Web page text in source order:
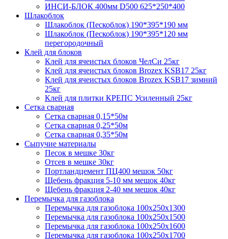
ИНСИ-БЛОК 400мм D500 625*250*400
Шлакоблок
Шлакоблок (Пескоблок) 190*395*190 мм
Шлакоблок (Пескоблок) 190*395*120 мм
перегородочный
Клей для блоков
Клей для ячеистых блоков ЧелСи 25кг
Клей для ячеистых блоков Brozex KSB17 25кг
Клей для ячеистых блоков Brozex KSB17 зимний
25кг
Клей для плитки КРЕПС Усиленный 25кг
Сетка сварная
Сетка сварная 0,15*50м
Сетка сварная 0,25*50м
Сетка сварная 0,35*50м
Сыпучие материалы
Песок в мешке 30кг
Отсев в мешке 30кг
Портландцемент ПЦ400 мешок 50кг
Щебень фракция 5-10 мм мешок 40кг
Щебень фракция 2-40 мм мешок 40кг
Перемычка для газоблока
Перемычка для газоблока 100х250х1300
Перемычка для газоблока 100х250х1500
Перемычка для газоблока 100х250х1600
Перемычка для газоблока 100х250х1700